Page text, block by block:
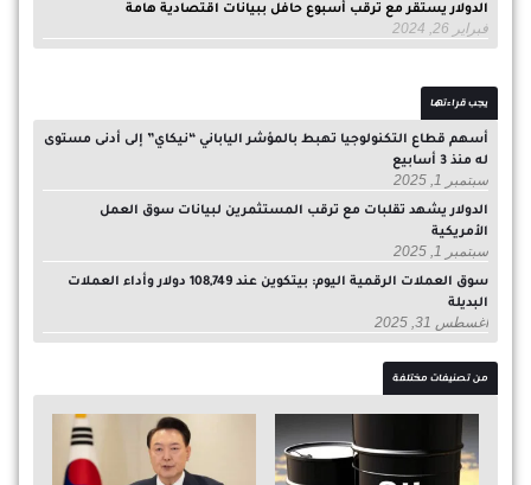
الدولار يستقر مع ترقب أسبوع حافل ببيانات اقتصادية هامة
فبراير 26, 2024
يجب قراءتها
أسهم قطاع التكنولوجيا تهبط بالمؤشر الياباني “نيكاي” إلى أدنى مستوى
له منذ 3 أسابيع
سبتمبر 1, 2025
الدولار يشهد تقلبات مع ترقب المستثمرين لبيانات سوق العمل
الأمريكية
سبتمبر 1, 2025
سوق العملات الرقمية اليوم: بيتكوين عند 108,749 دولار وأداء العملات
البديلة
أغسطس 31, 2025
من تصنيفات مختلفة